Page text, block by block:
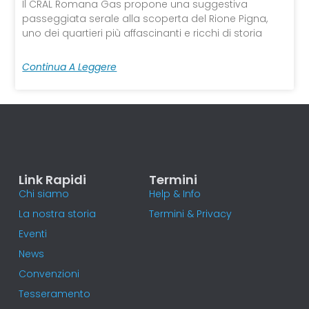
Il CRAL Romana Gas propone una suggestiva
passeggiata serale alla scoperta del Rione Pigna,
uno dei quartieri più affascinanti e ricchi di storia
Continua A Leggere
Link Rapidi
Chi siamo
La nostra storia
Eventi
News
Convenzioni
Tesseramento
Termini
Help & Info
Termini & Privacy